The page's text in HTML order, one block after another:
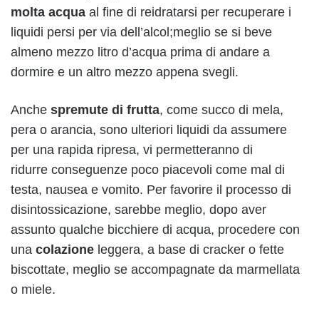
molta acqua al fine di reidratarsi per recuperare i
liquidi persi per via dell’alcol;meglio se si beve
almeno mezzo litro d’acqua prima di andare a
dormire e un altro mezzo appena svegli.
Anche spremute di frutta, come succo di mela,
pera o arancia, sono ulteriori liquidi da assumere
per una rapida ripresa, vi permetteranno di
ridurre conseguenze poco piacevoli come mal di
testa, nausea e vomito. Per favorire il processo di
disintossicazione, sarebbe meglio, dopo aver
assunto qualche bicchiere di acqua, procedere con
una colazione leggera, a base di cracker o fette
biscottate, meglio se accompagnate da marmellata
o miele.